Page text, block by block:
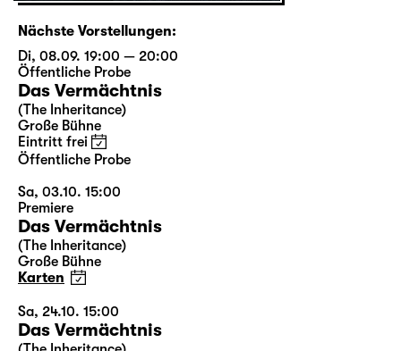
Nächste Vorstellungen:
Di, 08.09. 19:00 — 20:00
Öffentliche Probe
Das Vermächtnis
(The Inheritance)
Große Bühne
Eintritt frei
Öffentliche Probe
Sa, 03.10. 15:00
Premiere
Das Vermächtnis
(The Inheritance)
Große Bühne
Karten
Sa, 24.10. 15:00
Das Vermächtnis